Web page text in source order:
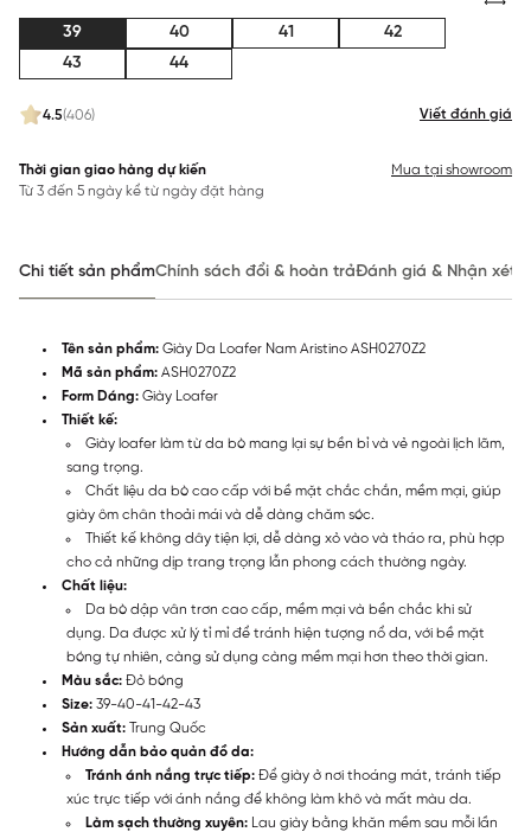
4.5(406) Viết đánh giá
39 40 41
42
43
44
Thời gian giao hàng dự kiến
Từ 3 đến 5 ngày kể từ ngày đặt hàng
Mua tại showroom
Chi tiết sản phẩmChính sách đổi & hoàn trảĐánh giá & Nhận xét
Tên sản phẩm: Giày Da Loafer Nam Aristino ASH0270Z2
Mã sản phẩm: ASH0270Z2
Form Dáng: Giày Loafer
Thiết kế:
Giày loafer làm từ da bò mang lại sự bền bỉ và vẻ ngoài lịch lãm,
sang trọng.
Chất liệu da bò cao cấp với bề mặt chắc chắn, mềm mại, giúp
giày ôm chân thoải mái và dễ dàng chăm sóc.
Thiết kế không dây tiện lợi, dễ dàng xỏ vào và tháo ra, phù hợp
cho cả những dịp trang trọng lẫn phong cách thường ngày.
Chất liệu:
Da bò dập vân trơn cao cấp, mềm mại và bền chắc khi sử
dụng. Da được xử lý tỉ mỉ để tránh hiện tượng nổ da, với bề mặt
bóng tự nhiên, càng sử dụng càng mềm mại hơn theo thời gian.
Màu sắc: Đỏ bóng
Size: 39-40-41-42-43
Sản xuất: Trung Quốc
Hướng dẫn bảo quản đồ da:
Tránh ánh nắng trực tiếp: Để giày ở nơi thoáng mát, tránh tiếp
xúc trực tiếp với ánh nắng để không làm khô và mất màu da.
Làm sạch thường xuyên: Lau giày bằng khăn mềm sau mỗi lần